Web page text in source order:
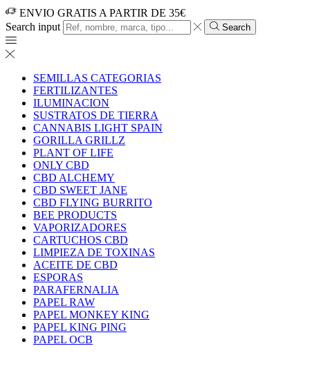
ENVIO GRATIS A PARTIR DE 35€
Search input
Search
SEMILLAS CATEGORIAS
FERTILIZANTES
ILUMINACION
SUSTRATOS DE TIERRA
CANNABIS LIGHT SPAIN
GORILLA GRILLZ
PLANT OF LIFE
ONLY CBD
CBD ALCHEMY
CBD SWEET JANE
CBD FLYING BURRITO
BEE PRODUCTS
VAPORIZADORES
CARTUCHOS CBD
LIMPIEZA DE TOXINAS
ACEITE DE CBD
ESPORAS
PARAFERNALIA
PAPEL RAW
PAPEL MONKEY KING
PAPEL KING PING
PAPEL OCB